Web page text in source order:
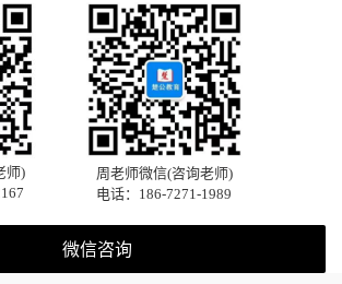
师)
周老师微信(咨询老师)
电话：186-7271-1989
微信咨询